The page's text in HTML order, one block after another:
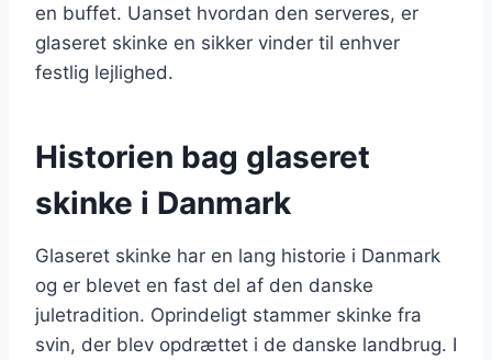
en buffet. Uanset hvordan den serveres, er
glaseret skinke en sikker vinder til enhver
festlig lejlighed.
Historien bag glaseret
skinke i Danmark
Glaseret skinke har en lang historie i Danmark
og er blevet en fast del af den danske
juletradition. Oprindeligt stammer skinke fra
svin, der blev opdrættet i de danske landbrug. I